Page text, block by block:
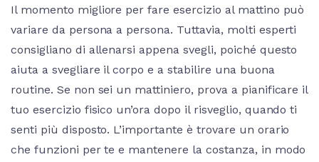
Il momento migliore per fare esercizio al mattino può
variare da persona a persona. Tuttavia, molti esperti
consigliano di allenarsi appena svegli, poiché questo
aiuta a svegliare il corpo e a stabilire una buona
routine. Se non sei un mattiniero, prova a pianificare il
tuo esercizio fisico un’ora dopo il risveglio, quando ti
senti più disposto. L’importante è trovare un orario
che funzioni per te e mantenere la costanza, in modo